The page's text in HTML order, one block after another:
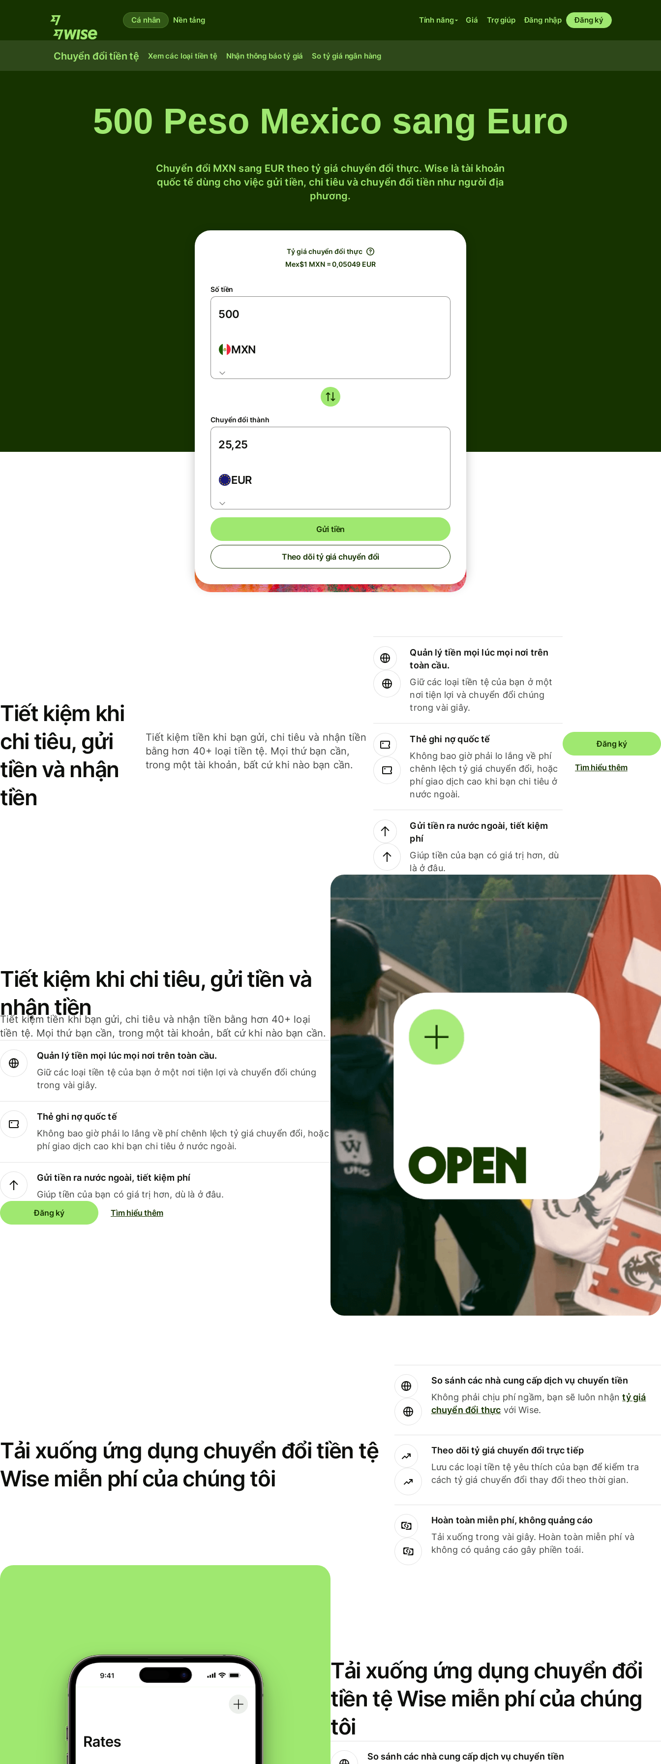
Cá nhân Nền tảng Tính năng Giá Trợ giúp Đăng nhập Đăng ký
Chuyển đổi tiền tệ Xem các loại tiền tệ Nhận thông báo tỷ giá So tỷ giá ngân hàng
500 Peso Mexico sang Euro
Chuyển đổi MXN sang EUR theo tỷ giá chuyển đổi thực. Wise là tài khoản
quốc tế dùng cho việc gửi tiền, chi tiêu và chuyển đổi tiền như người địa
phương.
Tỷ giá chuyển đổi thực
Mex$1 MXN = 0,05049 EUR
Số tiền
MXN
Chuyển đổi thành
EUR
Gửi tiền
Theo dõi tỷ giá chuyển đổi
Tiết kiệm khi
chi tiêu, gửi
tiền và nhận
tiền
Tiết kiệm tiền khi bạn gửi, chi tiêu và nhận tiền
bằng hơn 40+ loại tiền tệ. Mọi thứ bạn cần,
trong một tài khoản, bất cứ khi nào bạn cần.
Quản lý tiền mọi lúc mọi nơi trên
toàn cầu.
Giữ các loại tiền tệ của bạn ở một
nơi tiện lợi và chuyển đổi chúng
trong vài giây.
Thẻ ghi nợ quốc tế
Không bao giờ phải lo lắng về phí
chênh lệch tỷ giá chuyển đổi, hoặc
phí giao dịch cao khi bạn chi tiêu ở
nước ngoài.
Gửi tiền ra nước ngoài, tiết kiệm
phí
Giúp tiền của bạn có giá trị hơn, dù
là ở đâu.
Đăng ký
Tìm hiểu thêm
Tiết kiệm khi chi tiêu, gửi tiền và
nhận tiền
Tiết kiệm tiền khi bạn gửi, chi tiêu và nhận tiền bằng hơn 40+ loại
tiền tệ. Mọi thứ bạn cần, trong một tài khoản, bất cứ khi nào bạn cần.
Quản lý tiền mọi lúc mọi nơi trên toàn cầu.
Giữ các loại tiền tệ của bạn ở một nơi tiện lợi và chuyển đổi chúng
trong vài giây.
Thẻ ghi nợ quốc tế
Không bao giờ phải lo lắng về phí chênh lệch tỷ giá chuyển đổi, hoặc
phí giao dịch cao khi bạn chi tiêu ở nước ngoài.
Gửi tiền ra nước ngoài, tiết kiệm phí
Giúp tiền của bạn có giá trị hơn, dù là ở đâu.
Đăng ký Tìm hiểu thêm
Tải xuống ứng dụng chuyển đổi tiền tệ
Wise miễn phí của chúng tôi
So sánh các nhà cung cấp dịch vụ chuyển tiền
Không phải chịu phí ngầm, bạn sẽ luôn nhậntỷ giá
chuyển đổi thực với Wise.
Theo dõi tỷ giá chuyển đổi trực tiếp
Lưu các loại tiền tệ yêu thích của bạn để kiểm tra
cách tỷ giá chuyển đổi thay đổi theo thời gian.
Hoàn toàn miễn phí, không quảng cáo
Tải xuống trong vài giây. Hoàn toàn miễn phí và
không có quảng cáo gây phiền toái.
Tải xuống ứng dụng chuyển đổi
tiền tệ Wise miễn phí của chúng
tôi
So sánh các nhà cung cấp dịch vụ chuyển tiền